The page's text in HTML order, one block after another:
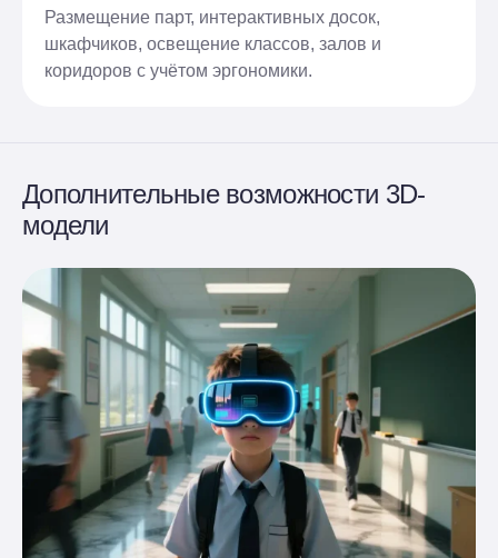
Размещение парт, интерактивных досок,
шкафчиков, освещение классов, залов и
коридоров с учётом эргономики.
Дополнительные возможности 3D-
модели